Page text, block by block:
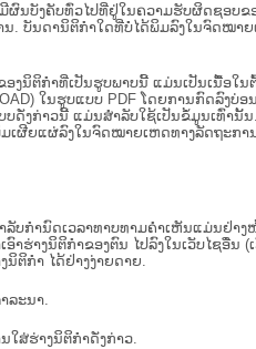
ນບັງຄັບທົ່ວໄປທີ່ຢູ່ໃນຄວາມຮັບຜິດຊອບຂ
. ບັນ​ດາ​ນິ​ຕິ​ກຳ​ໃດ​ທີ່ບໍ່​ໄດ້​ພິມ​ລົງ​ໃນ​ຈົດ​ໝາຍ​
ອງນິຕິກໍາທີ່ເປັນຮູບພາບນີ້ ແມ່ນເປັນເນື້ອໃ
ໃນຮູບແບບ PDF ໂດຍການກົດລົງບ່ອ
ດັ່ງກ່າວນີ້ ແມ່ນສຳລັບໃຊ້ເປັນຂໍ້ມູນເທົ່ານັ້ນ.
ຜີຍແຜ່ລົງໃນຈົດໝາຍເຫດທາງລັດຖະກາ
ບກໍານົດເວລາທາບທາມຄໍາເຫັນແມ່ນຢ່າ
າງນິຕິກຳຂອງຕົນ ໄປລົງໃນ​ເວັບ​ໄຊ​ອື່ນ (ເ
ຕິກຳ ໄດ້ຢ່າງງ່າຍດາຍ.
ລະນາ.
ໃສ່ຮ່າງນິຕິກຳດັ່ງກ່າວ.